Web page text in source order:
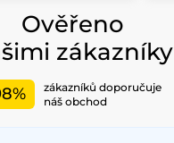
Ověřeno
zákazníky
zákazníků doporučuje
náš obchod